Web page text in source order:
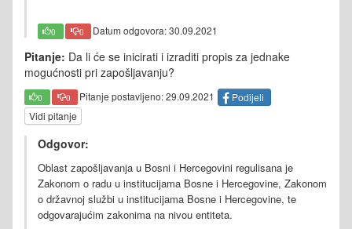
0 0 Datum odgovora: 30.09.2021
Pitanje: Da li će se inicirati i izraditi propis za jednake
mogućnosti pri zapošljavanju?
0 0 Pitanje postavljeno: 29.09.2021
Podijeli
Vidi pitanje
Odgovor:
Oblast zapošljavanja u Bosni i Hercegovini regulisana je
Zakonom o radu u institucijama Bosne i Hercegovine, Zakonom
o državnoj službi u institucijama Bosne i Hercegovine, te
odgovarajućim zakonima na nivou entiteta.